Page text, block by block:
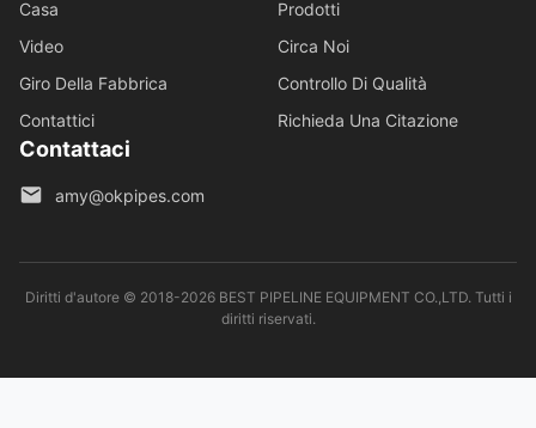
Casa
Prodotti
Video
Circa Noi
Giro Della Fabbrica
Controllo Di Qualità
Contattici
Richieda Una Citazione
Contattaci
amy@okpipes.com
Diritti d'autore © 2018-2026 BEST PIPELINE EQUIPMENT CO.,LTD. Tutti i
diritti riservati.